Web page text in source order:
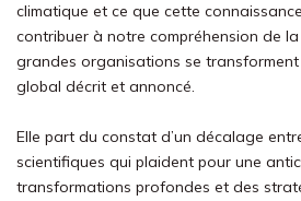
climatique et ce que cette
contribuer à notre compréhension de
grandes organisations se
global décrit et annoncé.
Elle part du constat d’un décalage
scientifiques qui plaident pour une
transformations profondes et des